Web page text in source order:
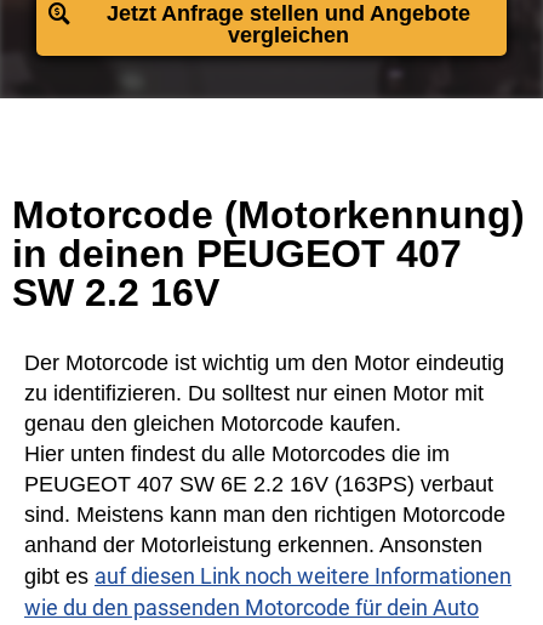
Jetzt Anfrage stellen und Angebote
vergleichen
Motorcode (Motorkennung)
in deinen PEUGEOT 407
SW 2.2 16V
Der Motorcode ist wichtig um den Motor eindeutig
zu identifizieren. Du solltest nur einen Motor mit
genau den gleichen Motorcode kaufen.
Hier unten findest du alle Motorcodes die im
PEUGEOT 407 SW 6E 2.2 16V (163PS) verbaut
sind. Meistens kann man den richtigen Motorcode
anhand der Motorleistung erkennen. Ansonsten
gibt es auf diesen Link noch weitere Informationen
wie du den passenden Motorcode für dein Auto